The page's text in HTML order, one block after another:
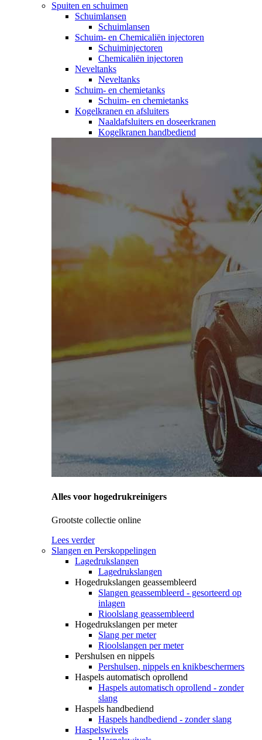
Spuiten en schuimen
Schuimlansen
Schuimlansen
Schuim- en Chemicaliën injectoren
Schuiminjectoren
Chemicaliën injectoren
Neveltanks
Neveltanks
Schuim- en chemietanks
Schuim- en chemietanks
Kogelkranen en afsluiters
Naaldafsluiters en doseerkranen
Kogelkranen handbediend
Alles voor hogedrukreinigers
Grootste collectie online
Lees verder
Slangen en Perskoppelingen
Lagedrukslangen
Lagedrukslangen
Hogedrukslangen geassembleerd
Slangen geassembleerd - gesorteerd op
inlagen
Rioolslang geassembleerd
Hogedrukslangen per meter
Slang per meter
Rioolslangen per meter
Pershulsen en nippels
Pershulsen, nippels en knikbeschermers
Haspels automatisch oprollend
Haspels automatisch oprollend - zonder
slang
Haspels handbediend
Haspels handbediend - zonder slang
Haspelswivels